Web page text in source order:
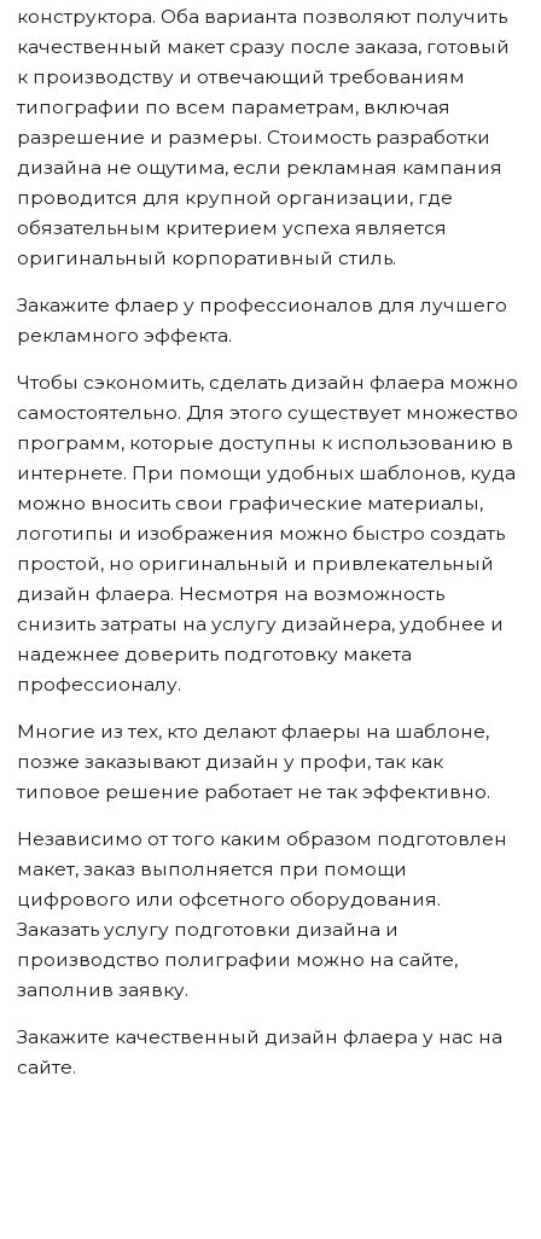
конструктора. Оба варианта позволяют получить
качественный макет сразу после заказа, готовый
к производству и отвечающий требованиям
типографии по всем параметрам, включая
разрешение и размеры. Стоимость разработки
дизайна не ощутима, если рекламная кампания
проводится для крупной организации, где
обязательным критерием успеха является
оригинальный корпоративный стиль.
Закажите флаер у профессионалов для лучшего
рекламного эффекта.
Чтобы сэкономить, сделать дизайн флаера можно
самостоятельно. Для этого существует множество
программ, которые доступны к использованию в
интернете. При помощи удобных шаблонов, куда
можно вносить свои графические материалы,
логотипы и изображения можно быстро создать
простой, но оригинальный и привлекательный
дизайн флаера. Несмотря на возможность
снизить затраты на услугу дизайнера, удобнее и
надежнее доверить подготовку макета
профессионалу.
Многие из тех, кто делают флаеры на шаблоне,
позже заказывают дизайн у профи, так как
типовое решение работает не так эффективно.
Независимо от того каким образом подготовлен
макет, заказ выполняется при помощи
цифрового или офсетного оборудования.
Заказать услугу подготовки дизайна и
производство полиграфии можно на сайте,
заполнив заявку.
Закажите качественный дизайн флаера у нас на
сайте.